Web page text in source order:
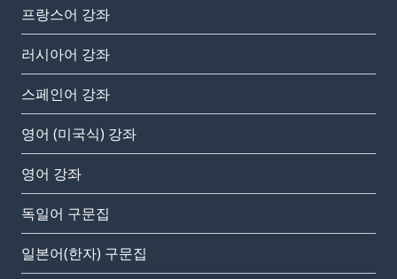
프랑스어 강좌
러시아어 강좌
스페인어 강좌
영어 (미국식) 강좌
영어 강좌
독일어 구문집
일본어(한자) 구문집